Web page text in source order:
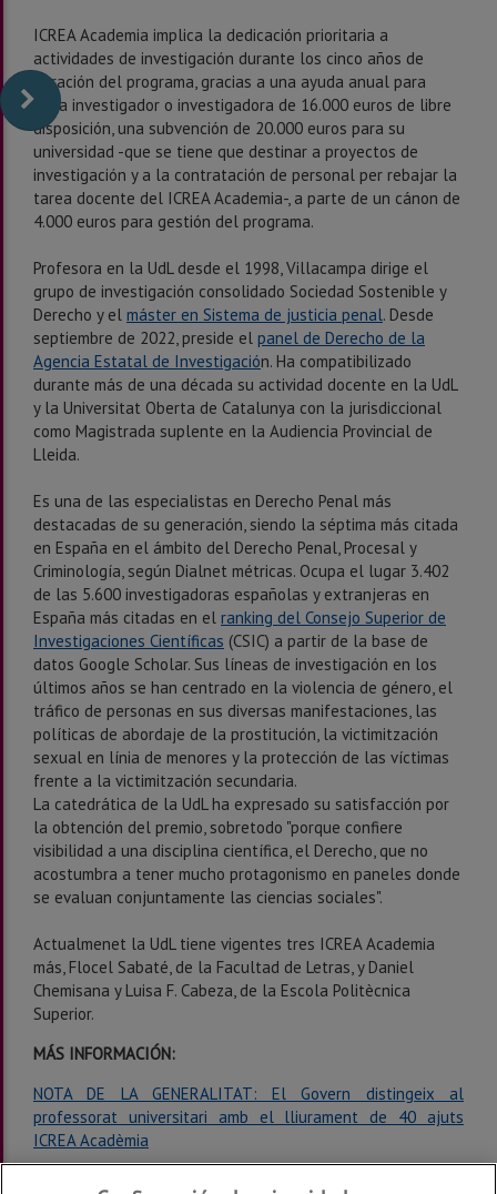
ICREA Academia implica la dedicación prioritaria a
actividades de investigación durante los cinco años de
duración del programa, gracias a una ayuda anual para
cada investigador o investigadora de 16.000 euros de libre
disposición, una subvención de 20.000 euros para su
universidad -que se tiene que destinar a proyectos de
investigación y a la contratación de personal per rebajar la
tarea docente del ICREA Academia-, a parte de un cánon de
4.000 euros para gestión del programa.
Profesora en la UdL desde el 1998, Villacampa dirige el
grupo de investigación consolidado Sociedad Sostenible y
Derecho y el máster en Sistema de justicia penal. Desde
septiembre de 2022, preside el panel de Derecho de la
Agencia Estatal de Investigación. Ha compatibilizado
durante más de una década su actividad docente en la UdL
y la Universitat Oberta de Catalunya con la jurisdiccional
como Magistrada suplente en la Audiencia Provincial de
Lleida.
Es una de las especialistas en Derecho Penal más
destacadas de su generación, siendo la séptima más citada
en España en el ámbito del Derecho Penal, Procesal y
Criminología, según Dialnet métricas. Ocupa el lugar 3.402
de las 5.600 investigadoras españolas y extranjeras en
España más citadas en el ranking del Consejo Superior de
Investigaciones Científicas (CSIC) a partir de la base de
datos Google Scholar. Sus líneas de investigación en los
últimos años se han centrado en la violencia de género, el
tráfico de personas en sus diversas manifestaciones, las
políticas de abordaje de la prostitución, la victimitzación
sexual en línia de menores y la protección de las víctimas
frente a la victimitzación secundaria.
La catedrática de la UdL ha expresado su satisfacción por
la obtención del premio, sobretodo "porque confiere
visibilidad a una disciplina científica, el Derecho, que no
acostumbra a tener mucho protagonismo en paneles donde
se evaluan conjuntamente las ciencias sociales".
Actualmenet la UdL tiene vigentes tres ICREA Academia
más, Flocel Sabaté, de la Facultad de Letras, y Daniel
Chemisana y Luisa F. Cabeza, de la Escola Politècnica
Superior.
MÁS INFORMACIÓN:
NOTA DE LA GENERALITAT: El Govern distingeix al
professorat universitari amb el lliurament de 40 ajuts
ICREA Acadèmia